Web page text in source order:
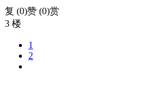
复 (0)赞 (0)赏
3 楼
1
2